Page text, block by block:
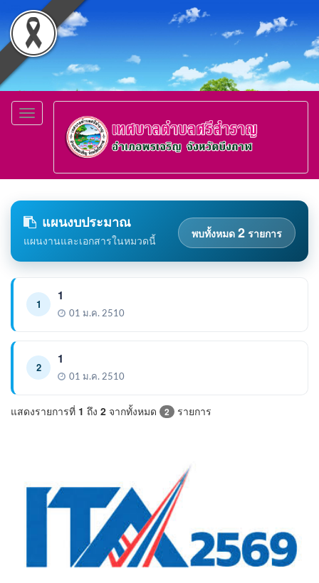
Toggle
navigation
แผนงบประมาณ
แผนงานและเอกสารในหมวดนี้
พบทั้งหมด 2 รายการ
1
1
01 ม.ค. 2510
2
1
01 ม.ค. 2510
แสดงรายการที่ 1 ถึง 2 จากทั้งหมด 2 รายการ